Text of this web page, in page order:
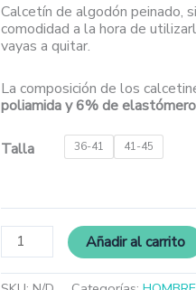
Calcetín de algodón peinado,
comodidad a la hora de
vayas a quitar.
La composición de los
poliamida y 6% de elastómero
Talla 36-41 41-45
Añadir al carrito